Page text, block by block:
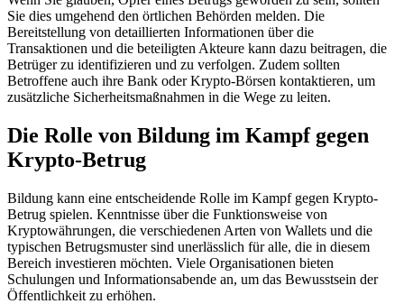
Sie dies umgehend den örtlichen Behörden melden. Die
Bereitstellung von detaillierten Informationen über die
Transaktionen und die beteiligten Akteure kann dazu beitragen, die
Betrüger zu identifizieren und zu verfolgen. Zudem sollten
Betroffene auch ihre Bank oder Krypto-Börsen kontaktieren, um
zusätzliche Sicherheitsmaßnahmen in die Wege zu leiten.
Die Rolle von Bildung im Kampf gegen
Krypto-Betrug
Bildung kann eine entscheidende Rolle im Kampf gegen Krypto-
Betrug spielen. Kenntnisse über die Funktionsweise von
Kryptowährungen, die verschiedenen Arten von Wallets und die
typischen Betrugsmuster sind unerlässlich für alle, die in diesem
Bereich investieren möchten. Viele Organisationen bieten
Schulungen und Informationsabende an, um das Bewusstsein der
Öffentlichkeit zu erhöhen.